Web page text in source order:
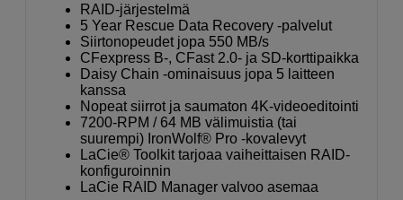
RAID-järjestelmä
5 Year Rescue Data Recovery -palvelut
Siirtonopeudet jopa 550 MB/s
CFexpress B-, CFast 2.0- ja SD-korttipaikka
Daisy Chain -ominaisuus jopa 5 laitteen
kanssa
Nopeat siirrot ja saumaton 4K-videoeditointi
7200-RPM / 64 MB välimuistia (tai
suurempi) IronWolf® Pro -kovalevyt
LaCie® Toolkit tarjoaa vaiheittaisen RAID-
konfiguroinnin
LaCie RAID Manager valvoo asemaa